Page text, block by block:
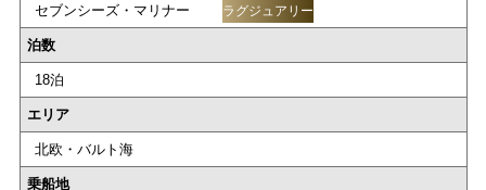
セブンシーズ・マリナー ラグジュアリー
泊数
18泊
エリア
北欧・バルト海
乗船地